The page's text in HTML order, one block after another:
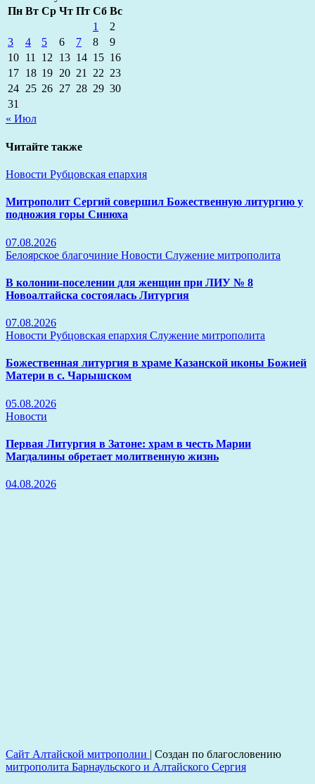
Пн Вт Ср Чт Пт Сб Вс
1
2
3
4 5 6 7 8
9
10 11 12 13 14 15 16
17 18 19 20 21 22 23
24 25 26 27 28 29 30
31
« Июл
Читайте также
Новости Рубцовская епархия
Митрополит Сергий совершил Божественную литургию у
подножия горы Синюха
07.08.2026
Белоярское благочиние Новости Служение митрополита
В колонии-поселении для женщин при ЛИУ № 8
Новоалтайска состоялась Литургия
07.08.2026
Новости Рубцовская епархия Служение митрополита
Божественная литургия в храме Казанской иконы Божией
Матери в с. Чарышском
05.08.2026
Новости
Первая Литургия в Затоне: храм в честь Марии
Магдалины обретает молитвенную жизнь
04.08.2026
Сайт Алтайской митрополии | Создан по благословению
митрополита Барнаульского и Алтайского Сергия